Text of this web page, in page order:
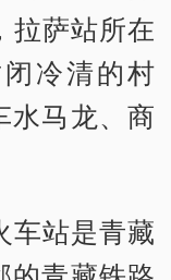
拉萨站所在
冷清的村
水马龙、商
车站是青藏